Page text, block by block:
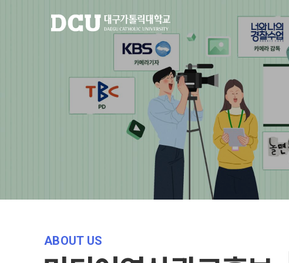
ABOUT US